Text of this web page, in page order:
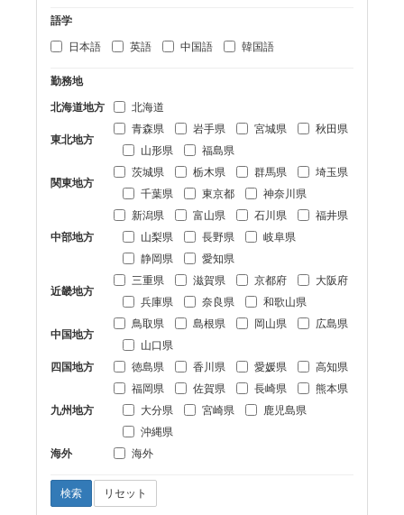
語学
日本語
英語 中国語 韓国語
勤務地
北海道地方
北海道
東北地方
青森県 岩手県 宮城県
秋田県
山形県
福島県
関東地方
茨城県 栃木県 群馬県
埼玉県
千葉県
東京都 神奈川県
中部地方
新潟県 富山県 石川県
福井県
山梨県
長野県
岐阜県
静岡県
愛知県
近畿地方
三重県 滋賀県 京都府
大阪府
兵庫県
奈良県 和歌山県
中国地方
鳥取県 島根県 岡山県
広島県
山口県
四国地方
徳島県 香川県 愛媛県 高知県
九州地方
福岡県 佐賀県 長崎県
熊本県
大分県
宮崎県
鹿児島県
沖縄県
海外
海外
検索 リセット